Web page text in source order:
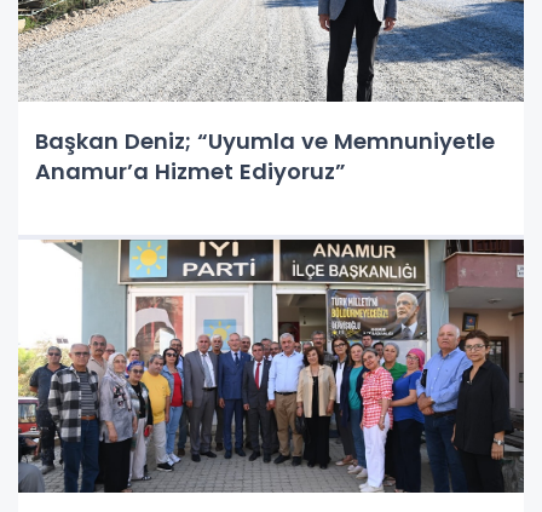
Başkan Deniz; “Uyumla ve Memnuniyetle
Anamur’a Hizmet Ediyoruz”